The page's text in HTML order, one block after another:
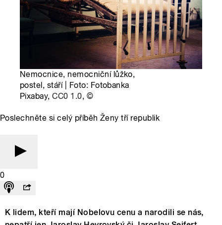
Nemocnice, nemocniční lůžko,
postel, stáří | Foto: Fotobanka
Pixabay,CC0 1.0, ©
Poslechněte si celý příběh Ženy tří republik
0
K lidem, kteří mají Nobelovu cenu a narodili se nás,